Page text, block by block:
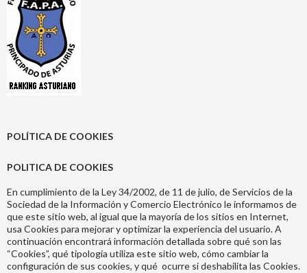
POLÍTICA DE COOKIES
POLITICA DE COOKIES
En cumplimiento de la Ley 34/2002, de 11 de julio, de Servicios de la
Sociedad de la Información y Comercio Electrónico le informamos de
que este sitio web, al igual que la mayoría de los sitios en Internet,
usa Cookies para mejorar y optimizar la experiencia del usuario. A
continuación encontrará información detallada sobre qué son las
“Cookies”, qué tipología utiliza este sitio web, cómo cambiar la
configuración de sus cookies, y qué ocurre si deshabilita las Cookies.